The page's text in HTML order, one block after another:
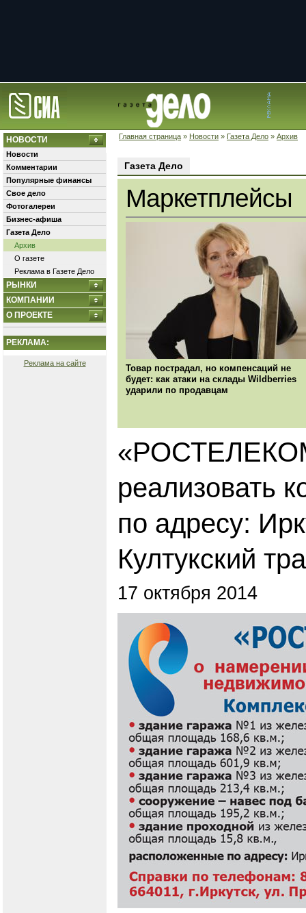
Главная страница » Новости » Газета Дело » Архив
НОВОСТИ
Новости
Комментарии
Популярные финансы
Свое дело
Фотогалереи
Бизнес-афиша
Газета Дело
Архив
О газете
Реклама в Газете Дело
РЫНКИ
КОМПАНИИ
О ПРОЕКТЕ
РЕКЛАМА:
Реклама на сайте
Газета Дело
Маркетплейсы
Товар пострадал, но компенсаций не
будет: как атаки на склады Wildberries
ударили по продавцам
реализовать
по адресу:
Култукский
17 октября 2014